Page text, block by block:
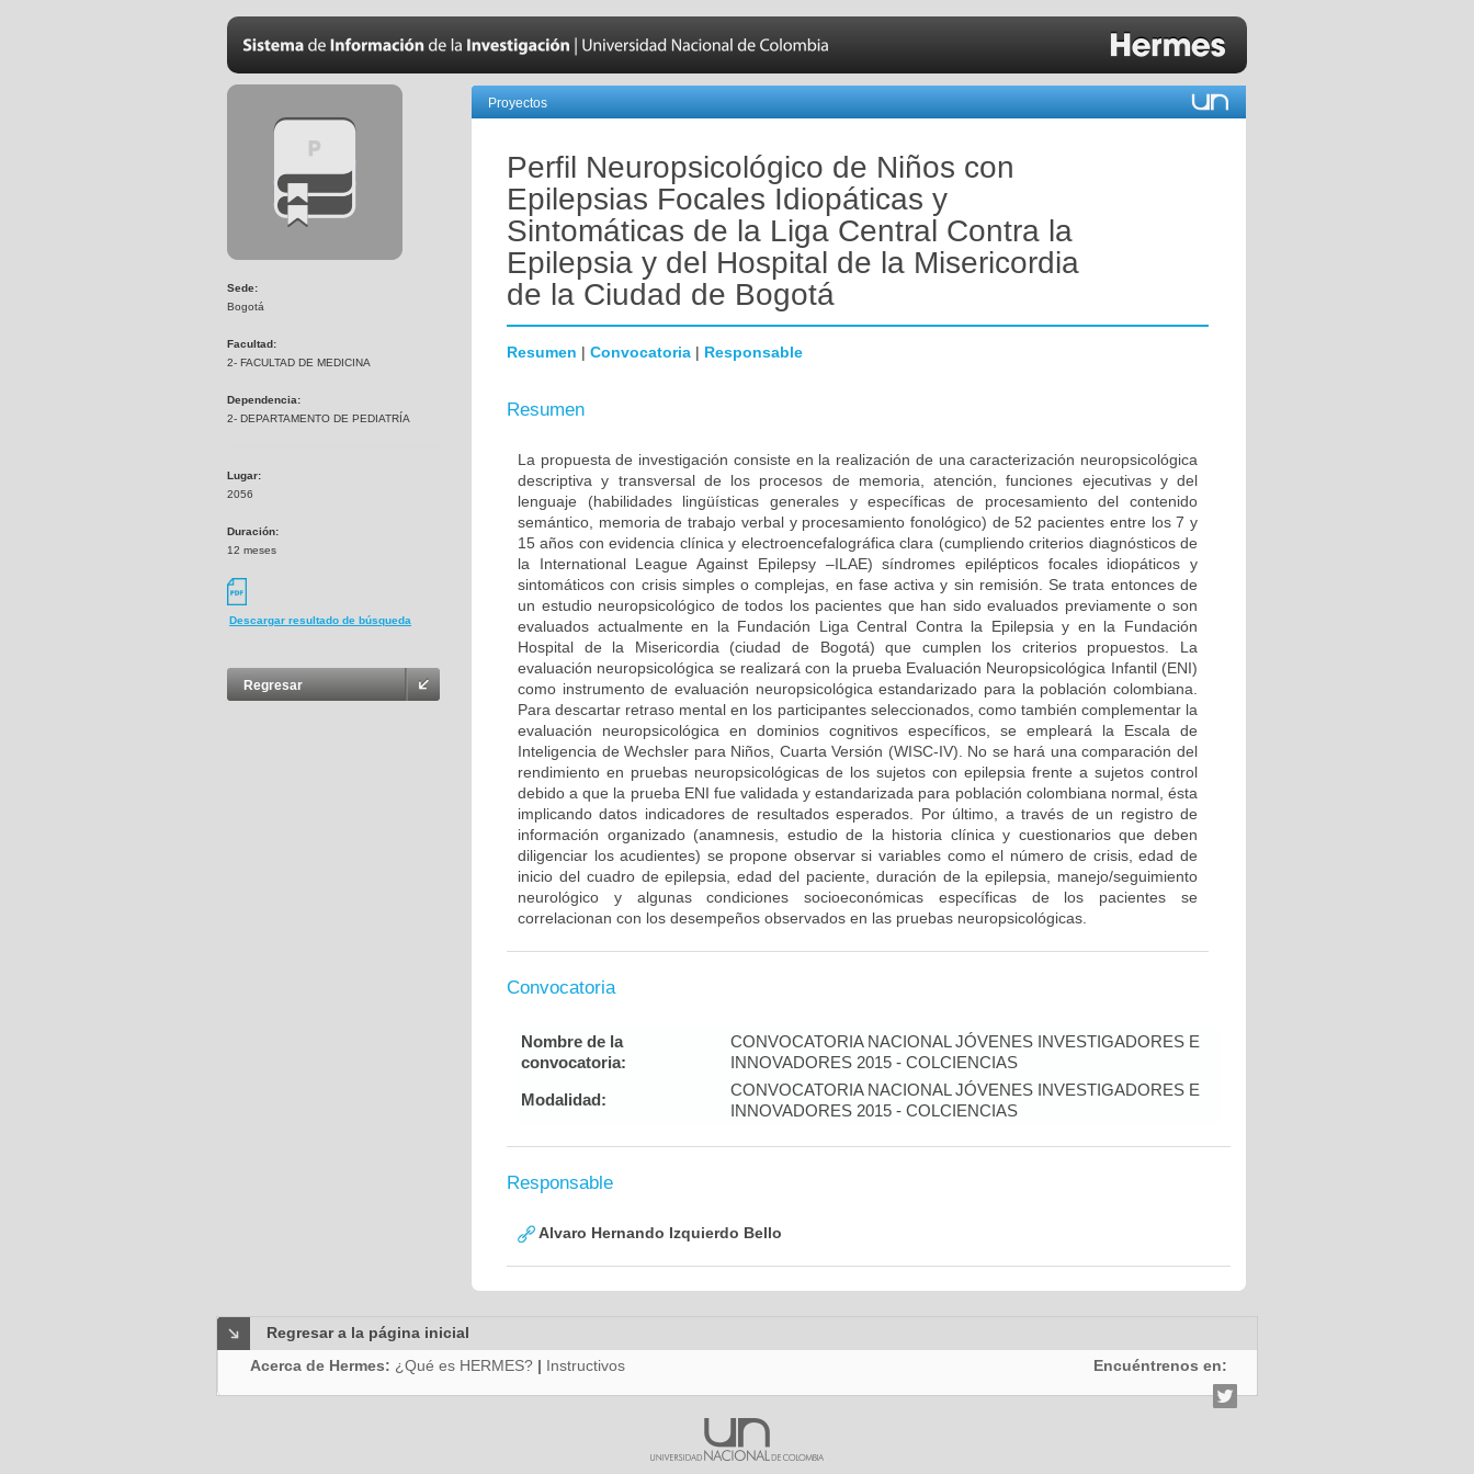
Sede:
Bogotá
Facultad:
2- FACULTAD DE MEDICINA
Dependencia:
2- DEPARTAMENTO DE PEDIATRÍA
Lugar:
2056
Duración:
12 meses
Descargar resultado de búsqueda
Regresar
Proyectos
Perfil Neuropsicológico de Niños con
Epilepsias Focales Idiopáticas y
Sintomáticas de la Liga Central Contra la
Epilepsia y del Hospital de la Misericordia
de la Ciudad de Bogotá
Resumen | Convocatoria | Responsable
Resumen
La propuesta de investigación consiste en la realización de una caracterización neuropsicológica
descriptiva y transversal de los procesos de memoria, atención, funciones ejecutivas y del
lenguaje (habilidades lingüísticas generales y específicas de procesamiento del contenido
semántico, memoria de trabajo verbal y procesamiento fonológico) de 52 pacientes entre los 7 y
15 años con evidencia clínica y electroencefalográfica clara (cumpliendo criterios diagnósticos de
la International League Against Epilepsy –ILAE) síndromes epilépticos focales idiopáticos y
sintomáticos con crisis simples o complejas, en fase activa y sin remisión. Se trata entonces de
un estudio neuropsicológico de todos los pacientes que han sido evaluados previamente o son
evaluados actualmente en la Fundación Liga Central Contra la Epilepsia y en la Fundación
Hospital de la Misericordia (ciudad de Bogotá) que cumplen los criterios propuestos. La
evaluación neuropsicológica se realizará con la prueba Evaluación Neuropsicológica Infantil (ENI)
como instrumento de evaluación neuropsicológica estandarizado para la población colombiana.
Para descartar retraso mental en los participantes seleccionados, como también complementar la
evaluación neuropsicológica en dominios cognitivos específicos, se empleará la Escala de
Inteligencia de Wechsler para Niños, Cuarta Versión (WISC-IV). No se hará una comparación del
rendimiento en pruebas neuropsicológicas de los sujetos con epilepsia frente a sujetos control
debido a que la prueba ENI fue validada y estandarizada para población colombiana normal, ésta
implicando datos indicadores de resultados esperados. Por último, a través de un registro de
información organizado (anamnesis, estudio de la historia clínica y cuestionarios que deben
diligenciar los acudientes) se propone observar si variables como el número de crisis, edad de
inicio del cuadro de epilepsia, edad del paciente, duración de la epilepsia, manejo/seguimiento
neurológico y algunas condiciones socioeconómicas específicas de los pacientes se
correlacionan con los desempeños observados en las pruebas neuropsicológicas.
Convocatoria
Nombre de la
convocatoria:
CONVOCATORIA NACIONAL JÓVENES INVESTIGADORES E
INNOVADORES 2015 - COLCIENCIAS
Modalidad:
CONVOCATORIA NACIONAL JÓVENES INVESTIGADORES E
INNOVADORES 2015 - COLCIENCIAS
Responsable
Alvaro Hernando Izquierdo Bello
Regresar a la página inicial
Acerca de Hermes: ¿Qué es HERMES? | Instructivos Encuéntrenos en: